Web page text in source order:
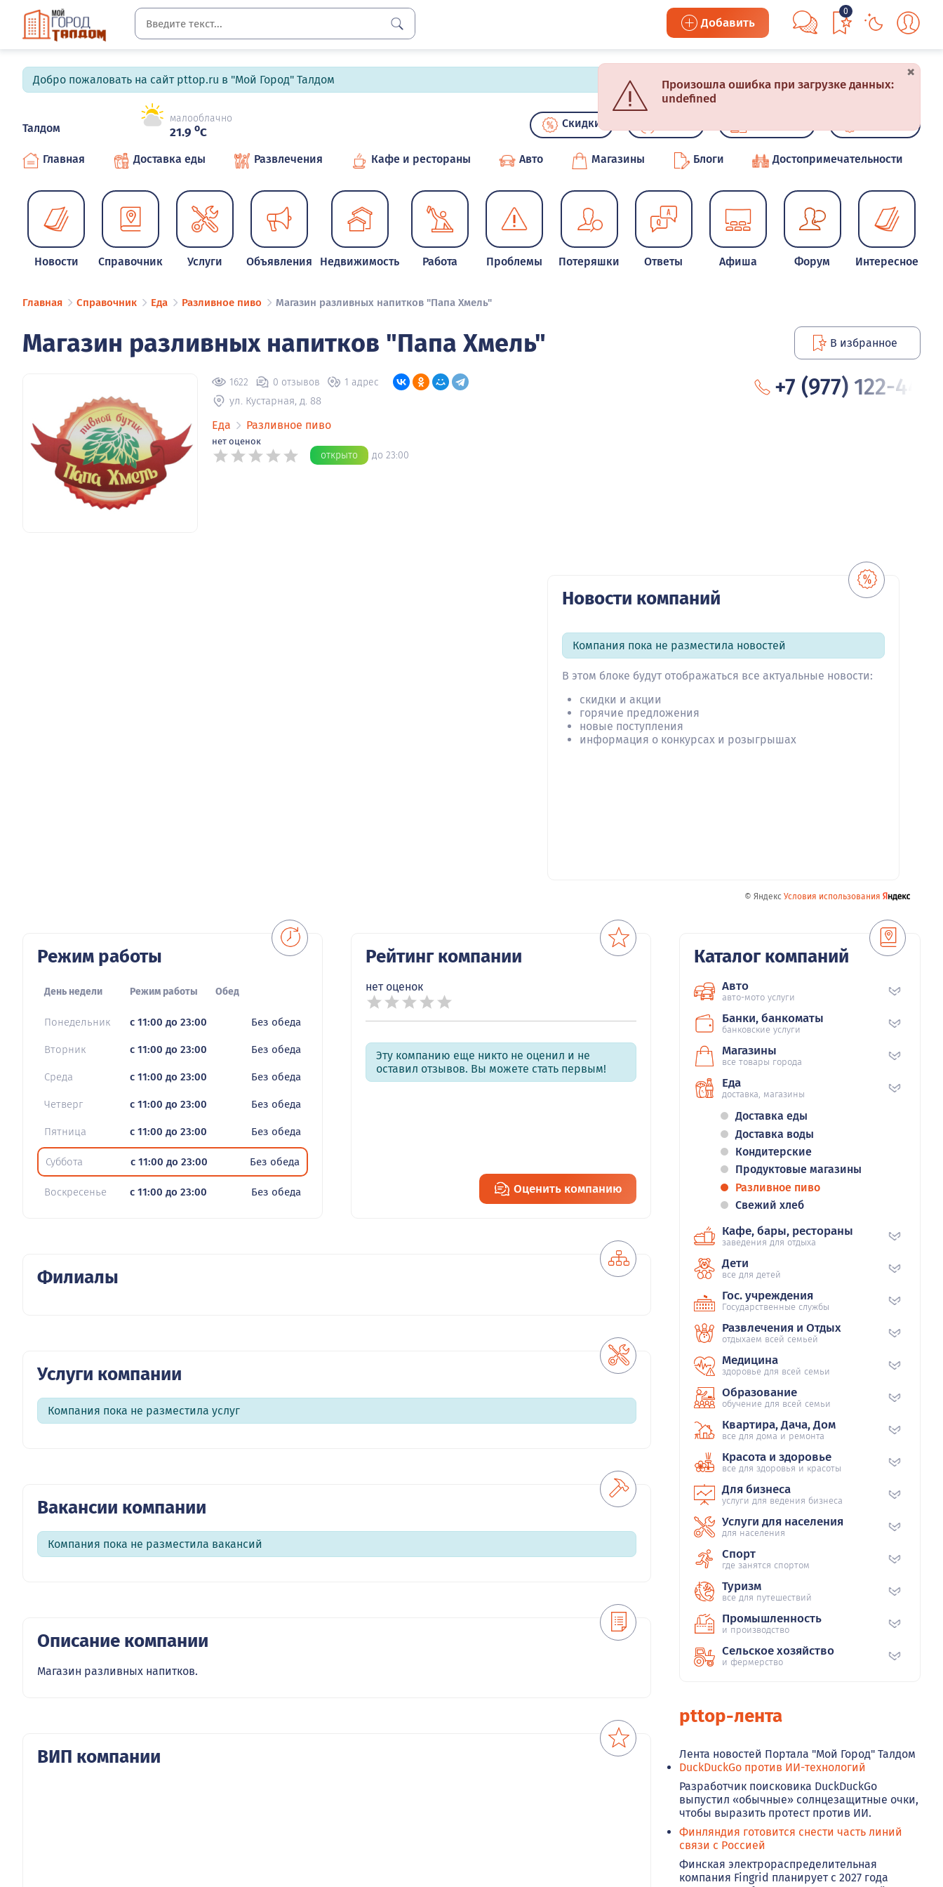
Добавить
0
×
Произошла ошибка при загрузке данных:
undefined
Добро пожаловать на сайт pttop.ru в "Мой Город" Талдом
Талдом
малооблачно
21.9 oC
Скидки
Главная Доставка еды Развлечения Кафе и рестораны Авто Магазины Блоги Достопримечательности
Новости Справочник Услуги Объявления Недвижимость Работа Проблемы Потеряшки Ответы Афиша Форум Интересное
Главная Справочник Еда Разливное пиво Магазин разливных напитков "Папа Хмель"
Магазин разливных напитков "Папа Хмель" В избранное
1622 0 отзывов 1 адрес
ул. Кустарная, д. 88
Еда Разливное пиво
нет оценок
открыто до 23:00
+7 (977) 122-44
© Яндекс Условия использования
Новости компаний
Компания пока не разместила новостей
В этом блоке будут отображаться все актуальные новости:
скидки и акции
горячие предложения
новые поступления
информация о конкурсах и розыгрышах
Режим работы
День недели Режим работы Обед
Понедельник с 11:00 до 23:00 Без обеда
Вторник с 11:00 до 23:00 Без обеда
Среда с 11:00 до 23:00 Без обеда
Четверг с 11:00 до 23:00 Без обеда
Пятница с 11:00 до 23:00 Без обеда
Суббота с 11:00 до 23:00 Без обеда
Воскресенье с 11:00 до 23:00 Без обеда
Рейтинг компании
нет оценок
Эту компанию еще никто не оценил и не
оставил отзывов. Вы можете стать первым!
Оценить компанию
Филиалы
Услуги компании
Компания пока не разместила услуг
Вакансии компании
Компания пока не разместила вакансий
Описание компании
Магазин разливных напитков.
ВИП компании
Каталог компаний
Авто
авто-мото услуги
Банки, банкоматы
банковские услуги
Магазины
все товары города
Еда
доставка, магазины
Доставка еды
Доставка воды
Кондитерские
Продуктовые магазины
Разливное пиво
Свежий хлеб
Кафе, бары, рестораны
заведения для отдыха
Дети
все для детей
Гос. учреждения
Государственные службы
Развлечения и Отдых
отдыхаем всей семьей
Медицина
здоровье для всей семьи
Образование
обучение для всей семьи
Квартира, Дача, Дом
все для дома и ремонта
Красота и здоровье
все для здоровья и красоты
Для бизнеса
услуги для ведения бизнеса
Услуги для населения
для населения
Спорт
где занятся спортом
Туризм
все для путешествий
Промышленность
и производство
Сельское хозяйство
и фермерство
pttop-лента
Лента новостей Портала "Мой Город" Талдом
DuckDuckGo против ИИ-технологий
Разработчик поисковика DuckDuckGo
выпустил «обычные» солнцезащитные очки,
чтобы выразить протест против ИИ.
Финляндия готовится снести часть линий
связи с Россией
Финская электрораспределительная
компания Fingrid планирует с 2027 года